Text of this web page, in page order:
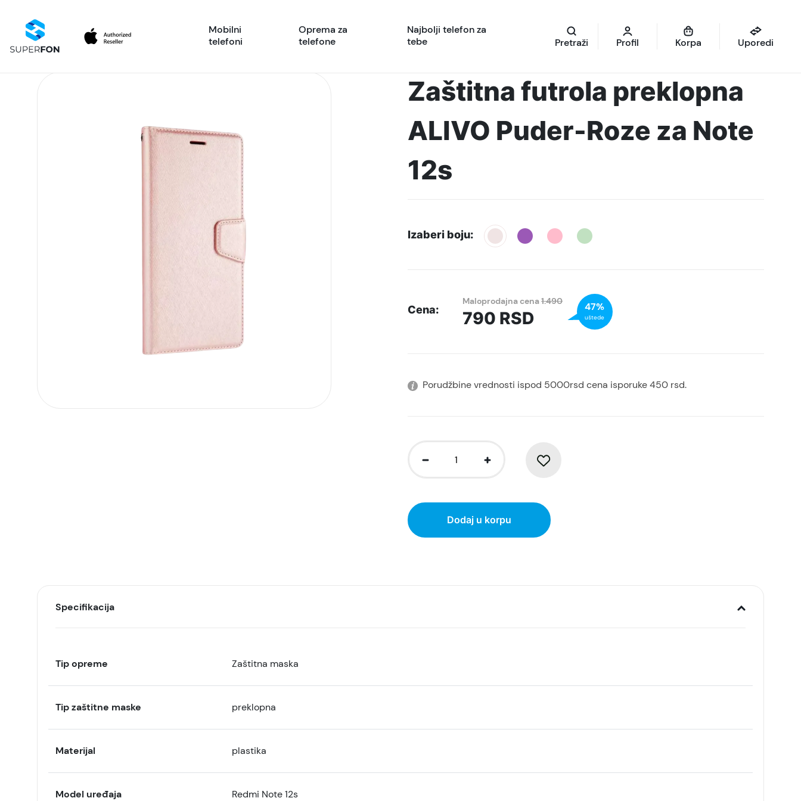
Mobilni
telefoni
Oprema za
telefone
Najbolji telefon za
tebe
Pretraži Profil Korpa Uporedi
Zaštitna futrola preklopna
ALIVO Puder-Roze za Note
12s
Izaberi boju:
Cena:
Maloprodajna cena1.490
790 RSD
47%
uštede
Porudžbine vrednosti ispod 5000rsd cena isporuke 450 rsd.
Dodaj u korpu
Specifikacija
Tip opreme Zaštitna maska
Tip zaštitne maske preklopna
Materijal plastika
Model uređaja Redmi Note 12s